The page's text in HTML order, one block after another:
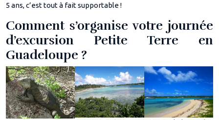
5 ans, c’est tout à fait supportable !
Comment s’organise votre journée
d’excursion Petite Terre en
Guadeloupe ?